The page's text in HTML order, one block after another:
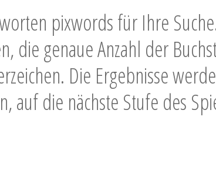
pixwords für Ihre
die genaue Anzahl der
Die Ergebnisse
auf die nächste Stufe des